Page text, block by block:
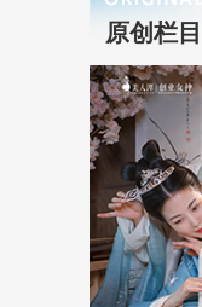
原创栏目